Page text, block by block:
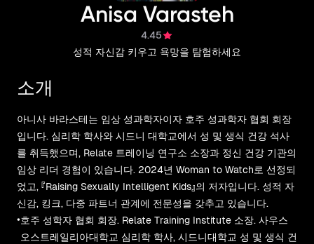
Anisa Varasteh
4.45
성적 자신감 키우고 욕망을 탐험하세요
소개
아니사 바라스테는 임상 성과학자이자 호주 성과학자 협회 회장
입니다. 심리학 학사와 시드니 대학교에서 성 및 생식 건강 석사
를 취득했으며, Relate 트레이닝 연구소 소장과 정신 건강 기관의
임상 리더 경험이 있습니다. 2024년 Woman to Watch로 선정되
었고, 『Raising Sexually Intelligent Kids』의 저자입니다. 성적 자
신감, 킹크, 다중 파트너 관계에 전문성을 갖추고 있습니다.
•호주 성학자 협회 회장. Relate Training Institute 소장. 사우스
오스트레일리아대학교 심리학 학사, 시드니대학교 성 및 생식 건